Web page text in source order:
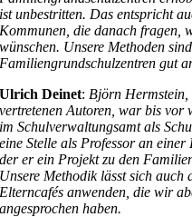
ist unbestritten. Das entspricht
Kommunen, die danach fragen,
wünschen. Unsere Methoden
Familiengrundschulzentren gut
Ulrich Deinet: Björn Hermstein,
vertretenen Autoren, war bis vor
im Schulverwaltungsamt als
eine Stelle als Professor an
der er ein Projekt zu den
Unsere Methodik lässt sich
Elterncafés anwenden, die wir
angesprochen haben.